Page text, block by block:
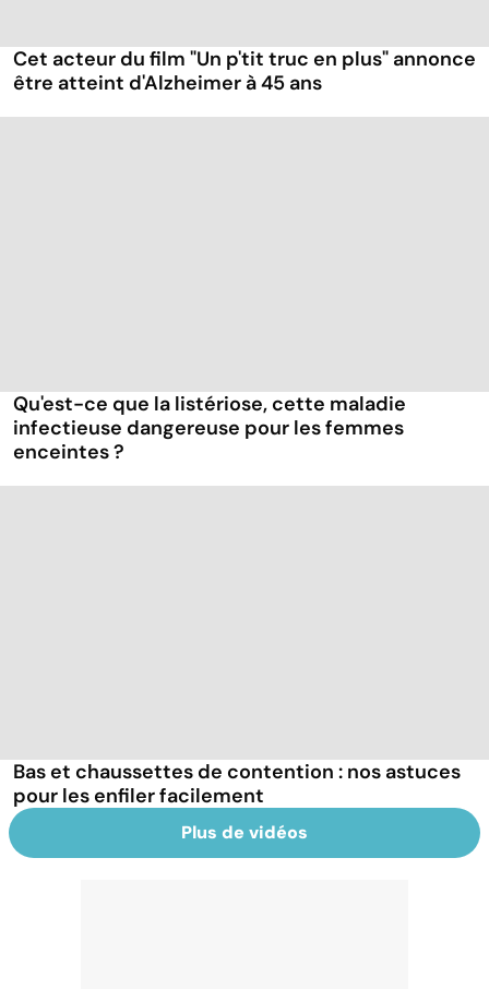
Cet acteur du film "Un p'tit truc en plus" annonce
être atteint d'Alzheimer à 45 ans
Qu'est-ce que la listériose, cette maladie
infectieuse dangereuse pour les femmes
enceintes ?
Bas et chaussettes de contention : nos astuces
pour les enfiler facilement
Plus de vidéos